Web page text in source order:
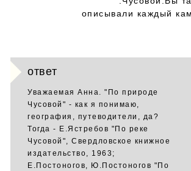
описывали каждый
ответ
Уважаемая Анна. "По природе
Чусовой" - как я понимаю,
география, путеводители, да?
Тогда - Е.Ястребов "По реке
Чусовой", Свердловское книжное
издательство, 1963;
Е.Постоногов, Ю.Постоногов "По